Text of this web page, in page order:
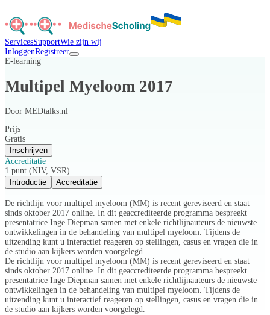
ServicesSupportWie zijn wij
InloggenRegistreer
E-learning
Multipel Myeloom 2017
Door MEDtalks.nl
Prijs
Gratis
Inschrijven
Accreditatie
1 punt (NIV, VSR)
Introductie
Accreditatie
De richtlijn voor multipel myeloom (MM) is recent gereviseerd en staat
sinds oktober 2017 online. In dit geaccrediteerde programma bespreekt
presentatrice Inge Diepman samen met enkele richtlijnauteurs de nieuwste
ontwikkelingen in de behandeling van multipel myeloom. Tijdens de
uitzending kunt u interactief reageren op stellingen, casus en vragen die in
de studio aan kijkers worden voorgelegd.
De richtlijn voor multipel myeloom (MM) is recent gereviseerd en staat
sinds oktober 2017 online. In dit geaccrediteerde programma bespreekt
presentatrice Inge Diepman samen met enkele richtlijnauteurs de nieuwste
ontwikkelingen in de behandeling van multipel myeloom. Tijdens de
uitzending kunt u interactief reageren op stellingen, casus en vragen die in
de studio aan kijkers worden voorgelegd.